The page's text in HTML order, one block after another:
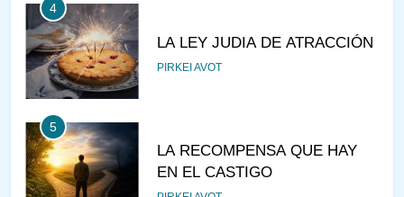
4
LA LEY JUDIA DE ATRACCIÓN
PIRKEI AVOT
5
LA RECOMPENSA QUE HAY
EN EL CASTIGO